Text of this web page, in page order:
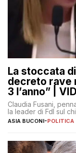
La stoccata
decreto rave
3 l’anno” |
Claudia Fusani,
la leader di FdI sul
ASIA BUCONI-POLITICA